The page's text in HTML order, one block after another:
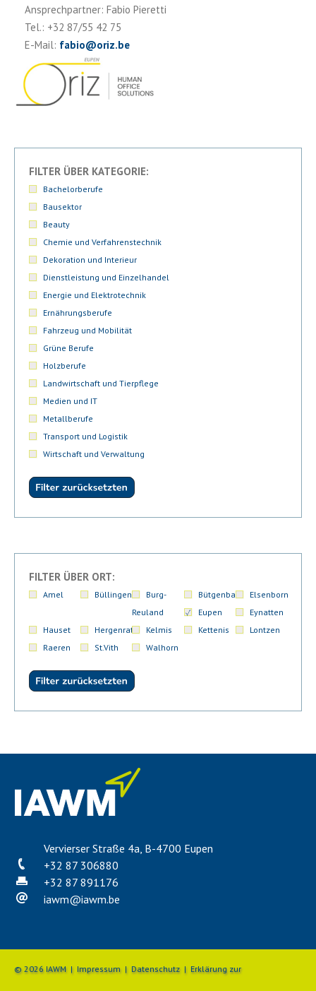
Ansprechpartner: Fabio Pieretti
Tel.: +32 87/55 42 75
E-Mail: fabio@oriz.be
FILTER ÜBER KATEGORIE:
Bachelorberufe
Bausektor
Beauty
Chemie und Verfahrenstechnik
Dekoration und Interieur
Dienstleistung und Einzelhandel
Energie und Elektrotechnik
Ernährungsberufe
Fahrzeug und Mobilität
Grüne Berufe
Holzberufe
Landwirtschaft und Tierpflege
Medien und IT
Metallberufe
Transport und Logistik
Wirtschaft und Verwaltung
FILTER ÜBER ORT:
Amel Büllingen
Burg-
Reuland
Bütgenbach
Elsenborn
Eupen
Eynatten
Hauset
Hergenrath Kelmis Kettenis
Lontzen
Raeren
St.Vith Walhorn
Vervierser Straße 4a, B-4700 Eupen
+32 87 306880
+32 87 891176
iawm@iawm.be
© 2026 IAWM | Impressum| Datenschutz| Erklärung zur